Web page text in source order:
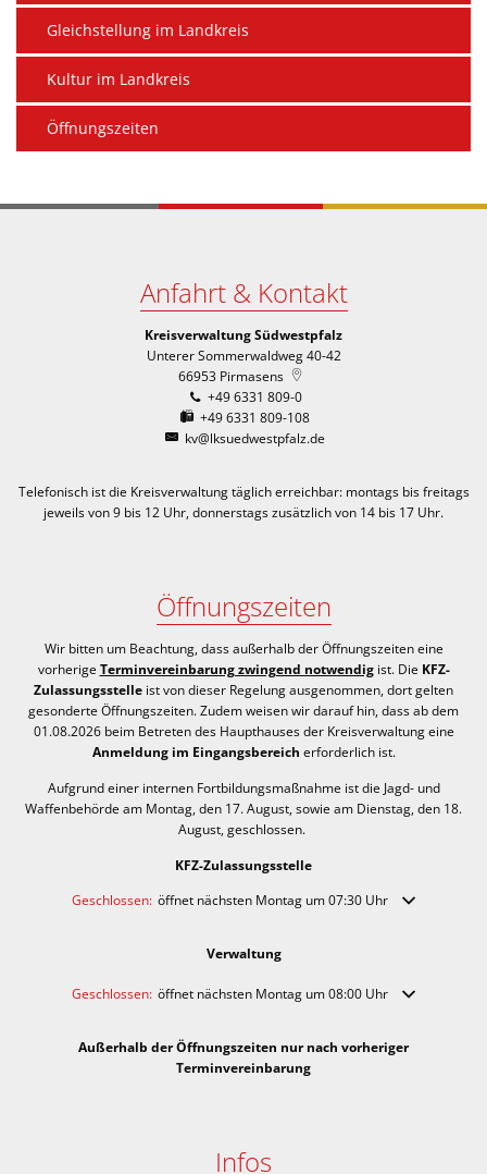
Gleichstellung im Landkreis
Kultur im Landkreis
Öffnungszeiten
Anfahrt & Kontakt
Kreisverwaltung Südwestpfalz
Unterer Sommerwaldweg 40-42
66953 Pirmasens
+49 6331 809-0
+49 6331 809-108
kv@lksuedwestpfalz.de
Telefonisch ist die Kreisverwaltung täglich erreichbar: montags bis freitags
jeweils von 9 bis 12 Uhr, donnerstags zusätzlich von 14 bis 17 Uhr.
Öffnungszeiten
Wir bitten um Beachtung, dass außerhalb der Öffnungszeiten eine
vorherige Terminvereinbarung zwingend notwendigist. Die KFZ-
Zulassungsstelle ist von dieser Regelung ausgenommen, dort gelten
gesonderte Öffnungszeiten. Zudem weisen wir darauf hin, dass ab dem
01.08.2026 beim Betreten des Haupthauses der Kreisverwaltung eine
Anmeldung im Eingangsbereich erforderlich ist.
Aufgrund einer internen Fortbildungsmaßnahme ist die Jagd- und
Waffenbehörde am Montag, den 17. August, sowie am Dienstag, den 18.
August, geschlossen.
KFZ-Zulassungsstelle
Klicken, um weitere Öffnungs- oder Schließzeiten auszublenden
Geschlossen: öffnet nächsten Montag um 07:30 Uhr
Verwaltung
Klicken, um weitere Öffnungs- oder Schließzeiten auszublenden
Geschlossen: öffnet nächsten Montag um 08:00 Uhr
Außerhalb der Öffnungszeiten nur nach vorheriger
Terminvereinbarung
Infos